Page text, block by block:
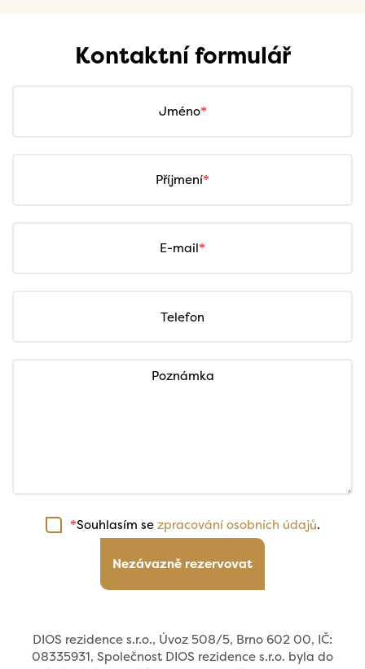
Kontaktní formulář
Jméno
Příjmení
E-mail
Telefon
Poznámka
*Souhlasím sezpracování osobních údajů.
Nezávazně rezervovat
DIOS rezidence s.r.o., Úvoz 508/5, Brno 602 00, IČ:
08335931, Společnost DIOS rezidence s.r.o. byla do